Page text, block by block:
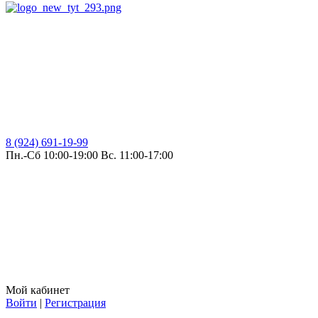
8 (924) 691-19-99
Пн.-Сб 10:00-19:00 Вс. 11:00-17:00
Мой кабинет
Войти | Регистрация